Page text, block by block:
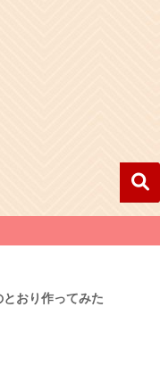
おり作ってみた